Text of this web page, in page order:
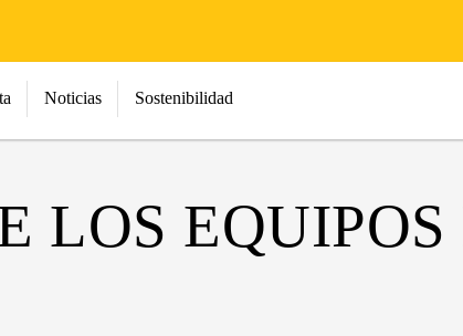
Noticias Sostenibilidad
LOS